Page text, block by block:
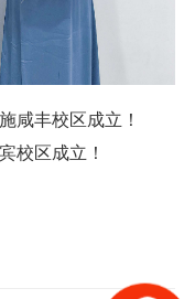
咸丰校区成立！
校区成立！